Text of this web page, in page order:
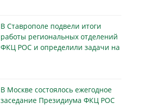
В Ставрополе подвели итоги
работы региональных отделений
ФКЦ РОС и определили задачи на
В Москве состоялось ежегодное
заседание Президиума ФКЦ РОС